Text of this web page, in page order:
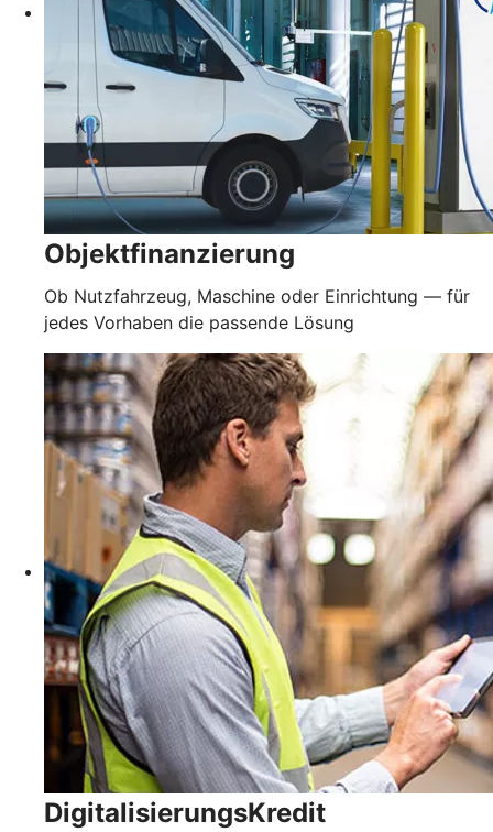
Objektfinanzierung
Ob Nutzfahrzeug, Maschine oder Einrichtung — für
jedes Vorhaben die passende Lösung
DigitalisierungsKredit